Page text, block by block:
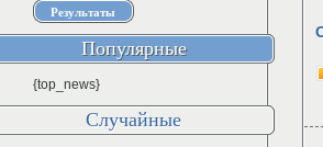
Популярные
{top_news}
Случайные